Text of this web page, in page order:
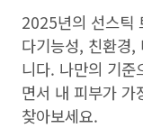
2025년의 선스틱
다기능성, 친환경,
니다. 나만의 기준
면서 내 피부가 가
찾아보세요.